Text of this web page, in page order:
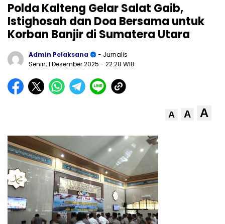
Polda Kalteng Gelar Salat Gaib,
Istighosah dan Doa Bersama untuk
Korban Banjir di Sumatera Utara
Admin Pelaksana
- Jurnalis
Senin, 1 Desember 2025 - 22:28 WIB
A A A